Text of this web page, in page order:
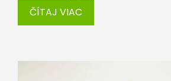
ČÍTAJ VIAC